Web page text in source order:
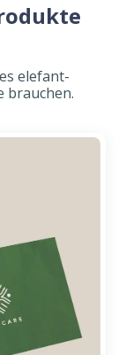
elefant-
brauchen.